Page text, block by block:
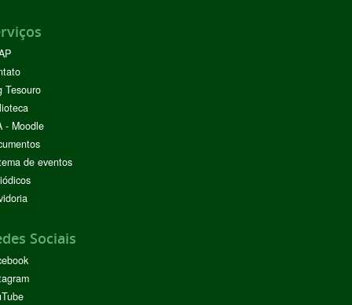
Tesouro
- Moodle
de eventos
Sociais